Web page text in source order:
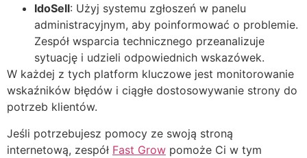
IdoSell: Użyj systemu zgłoszeń w panelu
administracyjnym, aby poinformować o problemie.
Zespół wsparcia technicznego przeanalizuje
sytuację i udzieli odpowiednich wskazówek.
W każdej z tych platform kluczowe jest monitorowanie
wskaźników błędów i ciągłe dostosowywanie strony do
potrzeb klientów.
Jeśli potrzebujesz pomocy ze swoją stroną
internetową, zespół Fast Grow pomoże Ci w tym